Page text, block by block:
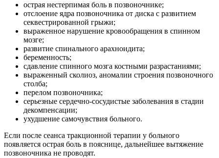
острая нестерпимая боль в позвоночнике;
отслоение ядра позвоночника от диска с развитием
секвестрированной грыжи;
выраженное нарушение кровообращения в спинном
мозге;
развитие спинального арахноидита;
беременность;
сдавление спинного мозга костными разрастаниями;
выраженный сколиоз, аномалии строения позвоночного
столба;
перелом позвоночника;
серьезные сердечно-сосудистые заболевания в стадии
декомпенсации;
ухудшение самочувствия больного.
Если после сеанса тракционной терапии у больного
появляется острая боль в пояснице, дальнейшее вытяжение
позвоночника не проводят.